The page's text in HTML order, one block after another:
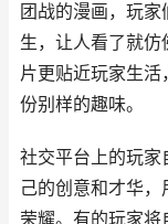
团战的漫画，玩
生，让人看了就
片更贴近玩家生
份别样的趣味。
社交平台上的玩家
己的创意和才华
荣耀。有的玩家